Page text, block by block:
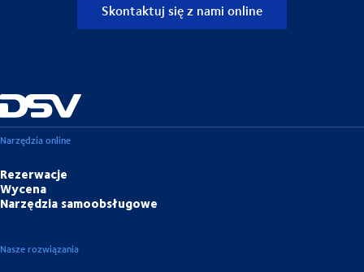
Skontaktuj się z nami online
Narzędzia online
Rezerwacje
Wycena
Narzędzia samoobsługowe
Nasze rozwiązania